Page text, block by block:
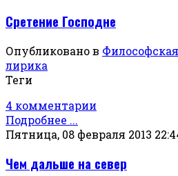
Сретение Господне
Опубликовано в
лирика
Теги
4 комментарии
Подробнее ...
Пятница, 08 февраля 2013
Чем дальше на север